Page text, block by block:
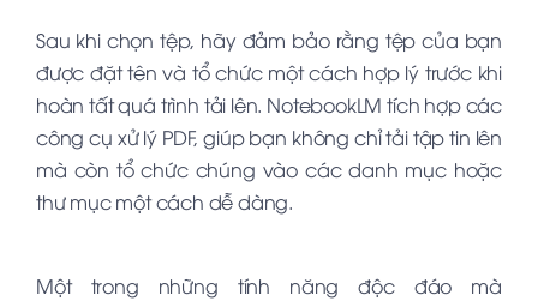
Sau khi chọn tệp, hãy đảm bảo rằng tệp của bạn
được đặt tên và tổ chức một cách hợp lý trước khi
hoàn tất quá trình tải lên. NotebookLM tích hợp các
công cụ xử lý PDF, giúp bạn không chỉ tải tập tin lên
mà còn tổ chức chúng vào các danh mục hoặc
thư mục một cách dễ dàng.
Một trong những tính năng độc đáo mà